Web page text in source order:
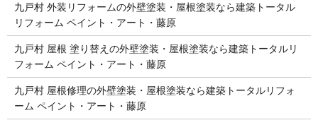
九戸村 外装リフォームの外壁塗装・屋根塗装なら建築トータル
リフォーム ペイント・アート・藤原
九戸村 屋根 塗り替えの外壁塗装・屋根塗装なら建築トータルリ
フォーム ペイント・アート・藤原
九戸村 屋根修理の外壁塗装・屋根塗装なら建築トータルリフォ
ーム ペイント・アート・藤原